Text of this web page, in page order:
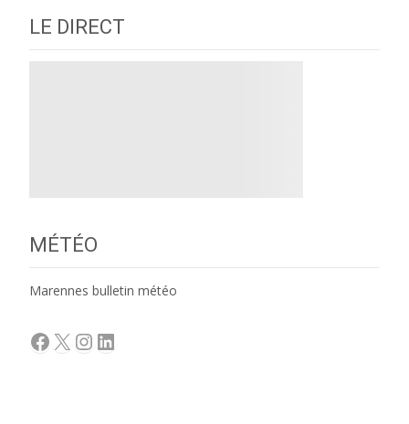
LE DIRECT
MÉTÉO
Marennes bulletin météo
Facebook
X Instagram
LinkedIn